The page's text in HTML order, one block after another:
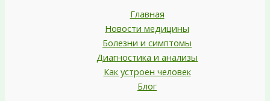
Главная
Новости медицины
Болезни и симптомы
Диагностика и анализы
Как устроен человек
Блог